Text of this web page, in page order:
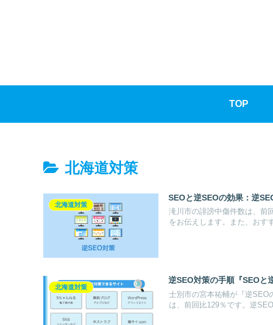
TOP
北海道対策
北海道対策
SEOと逆SEOの効果：逆
滝川市の誹謗中傷件数は、前
をお伝えします。また、おす
北海道対策
逆SEO対策の手順『SEOと
士別市の宮本祐輔が『逆SEO
は、前回比129％です。逆